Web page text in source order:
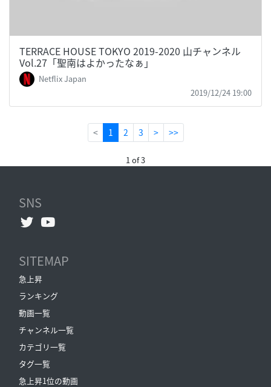
TERRACE HOUSE TOKYO 2019-2020 山チャンネル
Vol.27「聖南はよかったなぁ」
Netflix Japan
2019/12/24 19:00
< 1 (current)
2 3 > >>
1 of 3
SNS
SITEMAP
急上昇
ランキング
動画一覧
チャンネル一覧
カテゴリ一覧
タグ一覧
急上昇1位の動画